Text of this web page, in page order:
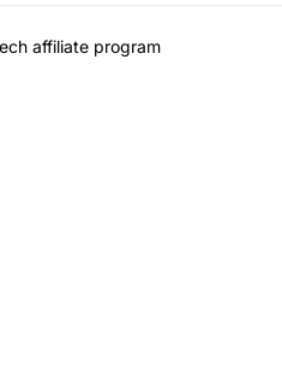
affiliate program